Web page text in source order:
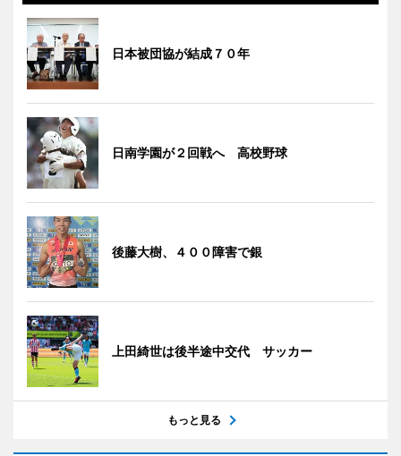
日本被団協が結成７０年
日南学園が２回戦へ 高校野球
後藤大樹、４００障害で銀
上田綺世は後半途中交代 サッカー
もっと見る